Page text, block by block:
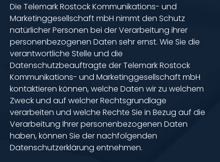
Die Telemark Rostock Kommunikations- und
Marketinggesellschaft mbH nimmt den Schutz
natürlicher Personen bei der Verarbeitung ihrer
personenbezogenen Daten sehr ernst. Wie Sie die
verantwortliche Stelle und die
Datenschutzbeauftragte der Telemark Rostock
Kommunikations- und Marketinggesellschaft mbH
kontaktieren können, welche Daten wir zu welchem
Zweck und auf welcher Rechtsgrundlage
verarbeiten und welche Rechte Sie in Bezug auf die
Verarbeitung Ihrer personenbezogenen Daten
haben, können Sie der nachfolgenden
Datenschutzerklärung entnehmen.